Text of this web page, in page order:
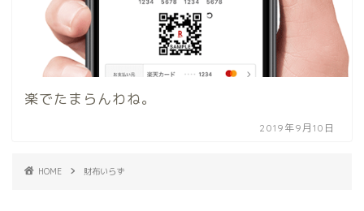
楽でたまらんわね。
2019年9月10日
HOME 財布いらず